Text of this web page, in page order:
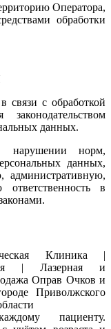
Оператора,
обработки
связи с обработкой
данных.
нарушении норм,
данных,
административную,
в
пациенту.